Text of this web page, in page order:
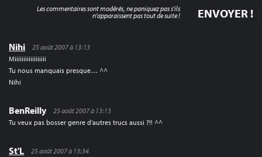
Nihi
25 août 2007 à 13:13
Miiiiiiiiiiiiiiiiii
Tu nous manquais presque… ^^
Nihi
BenReilly
25 août 2007 à 13:13
Tu veux pas bosser genre d’autres trucs aussi ?!! ^^
St'L
25 août 2007 à 13:34
Les commentaires sont modérés, ne paniquez pas s'ils
n'apparaissent pas tout de suite !